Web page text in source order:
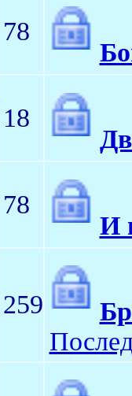
78
18
78
И
259